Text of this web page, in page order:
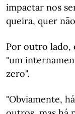
impactar nos
queira, quer
Por outro lado,
"um
zero".
"Obviamente,